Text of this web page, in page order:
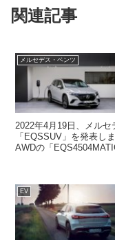
関連記事
メルセデス・ベンツ
2022年4月19日、メル
「EQSSUV」を発表し
AWDの「
EV